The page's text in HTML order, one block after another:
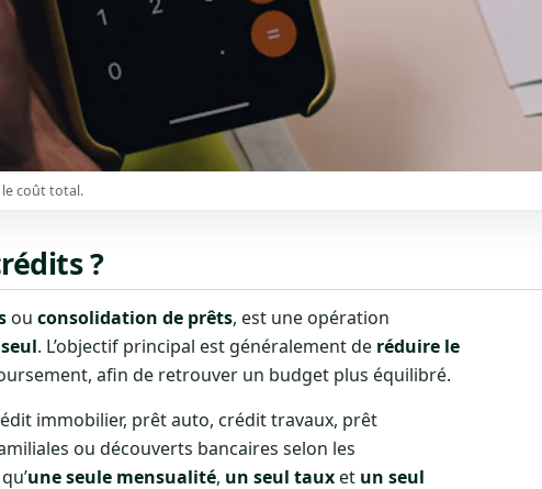
le coût total.
?
ou consolidation de prêts, est une opération
. L’objectif principal est généralement de réduire le
afin de retrouver un budget plus équilibré.
immobilier, prêt auto, crédit travaux, prêt
ou découverts bancaires selon les
une seule mensualité, un seul taux et un seul